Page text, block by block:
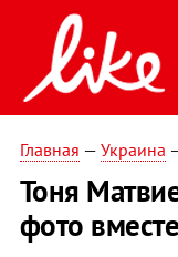
Главная — Украина
Тоня
фото